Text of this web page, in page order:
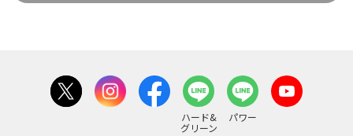
ハード&
グリーン
パワー